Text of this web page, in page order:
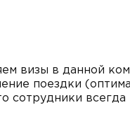
визы в данной
поездки
сотрудники